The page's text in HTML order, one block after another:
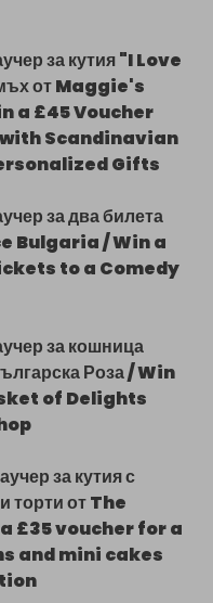
за кутия "I Love
от Maggie's
a £45 Voucher
with Scandinavian
Gifts
за два билета
Bulgaria / Win a
to a Comedy
за кошница
Роза / Win
of Delights
за кутия с
торти от The
£35 voucher for a
and mini cakes